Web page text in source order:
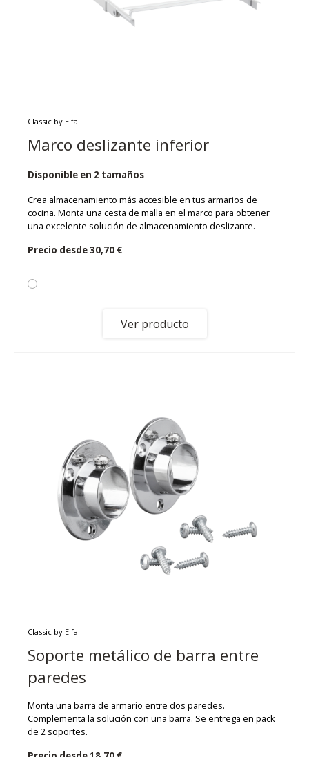
Classic by Elfa
Marco deslizante inferior
Disponible en 2 tamaños
Crea almacenamiento más accesible en tus armarios de
cocina. Monta una cesta de malla en el marco para obtener
una excelente solución de almacenamiento deslizante.
Precio desde30,70 €
Ver producto
Classic by Elfa
Soporte metálico de barra entre
paredes
Monta una barra de armario entre dos paredes.
Complementa la solución con una barra. Se entrega en pack
de 2 soportes.